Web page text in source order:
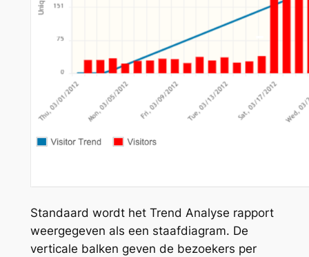
Standaard wordt het Trend Analyse rapport
weergegeven als een staafdiagram. De
verticale balken geven de bezoekers per